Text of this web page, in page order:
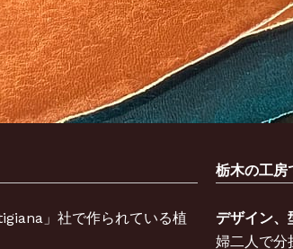
」社で作られている植
栃木の工房
デザイン、
婦二人で分